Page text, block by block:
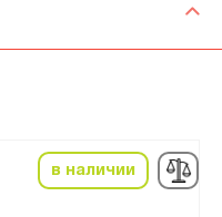
в наличии